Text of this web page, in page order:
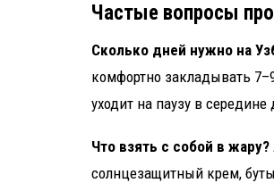
Частые вопросы
Сколько дней нужно на
комфортно закладывать
уходит на паузу в середине
Что взять с собой в жару?
солнцезащитный крем,